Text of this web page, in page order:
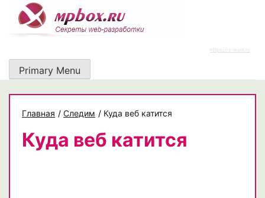
content
https://rz-work.ru
Primary Menu
Главная / Следим / Куда веб катится
Куда веб катится